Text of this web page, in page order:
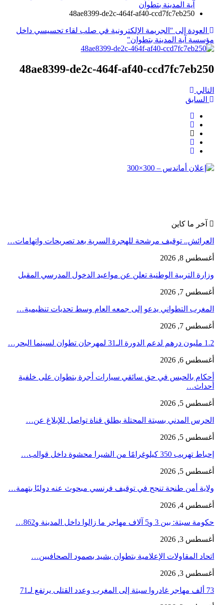
آية المدينة بتطوان
48ae8399-de2c-464f-af40-ccd7fc7eb250
العودة إلى "الجريمة الإلكترونية في صلب لقاء تحسيسي داخل
مؤسسة آية المدينة بتطوان"
48ae8399-de2c-464f-af40-ccd7fc7eb250
التالي
السابق
آخر ما كاين
العرائش.. توقيف مرشحة للهجرة السرية بعد تصريحات واتهامات…
أغسطس 8, 2026
وزارة التربية الوطنية تعلن عن مواعيد الدخول المدرسي المقبل
أغسطس 7, 2026
المغرب التطواني يدعو إلى جمعه العام وسط تحديات تنظيمية…
أغسطس 7, 2026
1.2 مليون درهم لدعم الدورة الـ31 لمهرجان تطوان لسينما البحر…
أغسطس 6, 2026
أحكام بالحبس في حق سائقي سيارات أجرة بتطوان على خلفية
أحداث…
أغسطس 5, 2026
الحرس المدني بسبتة المحتلة يطلق قناة تواصل للإبلاغ عن…
أغسطس 5, 2026
إحباط تهريب 350 كيلوغرامًا من الشيرا محشوة داخل قوالب…
أغسطس 5, 2026
ولاية أمن طنجة تنجح في توقيف فرنسي مبحوث عنه دوليًا بتهمة…
أغسطس 4, 2026
حكومة سبتة: بين 3 و5 آلاف مهاجر ما زالوا داخل المدينة و862…
أغسطس 3, 2026
اتحاد المقاولات الإعلامية بتطوان يشيد بصمود الصحافيين…
أغسطس 3, 2026
73 ألف مهاجر غادروا سبتة إلى المغرب وعدد القتلى يرتفع لـ71